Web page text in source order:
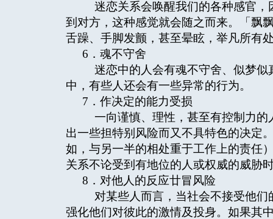
迷恋关系会唤醒我们的各种感官，
到对方，这种感觉就会随之而来。「飘
舌躁、手脚发颤，甚至晕眩，举凡所有
6．魂不守舍
迷恋中的人会有魂不守舍、似梦似
中，有些人还会有一些异常的行为。
7．作决定的能力受损
一向谨慎、理性，甚至有控制力的
出一些担特别风险而又不具特色的决定
如，与另一半的相处重于工作上的责任
关系不论受到有地位的人或权威的威胁
8．对他人的反应廿冒风险
对某些人而言，当社会不接受他们
强化他们对彼此的激情及投身。如果其